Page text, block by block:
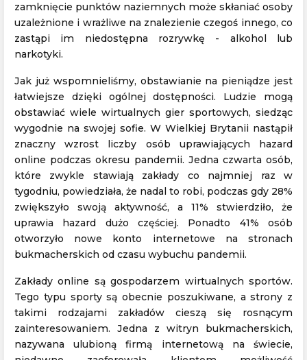
zamknięcie punktów naziemnych może skłaniać osoby
uzależnione i wrażliwe na znalezienie czegoś innego, co
zastąpi im niedostępna rozrywkę - alkohol lub
narkotyki.
Jak już wspomnieliśmy, obstawianie na pieniądze jest
łatwiejsze dzięki ogólnej dostępności. Ludzie mogą
obstawiać wiele wirtualnych gier sportowych, siedząc
wygodnie na swojej sofie. W Wielkiej Brytanii nastąpił
znaczny wzrost liczby osób uprawiających hazard
online podczas okresu pandemii. Jedna czwarta osób,
które zwykle stawiają zakłady co najmniej raz w
tygodniu, powiedziała, że ​​nadal to robi, podczas gdy 28%
zwiększyło swoją aktywność, a 11% stwierdziło, że
uprawia hazard dużo częściej. Ponadto 41% osób
otworzyło nowe konto internetowe na stronach
bukmacherskich od czasu wybuchu pandemii.
Zakłady online są gospodarzem wirtualnych sportów.
Tego typu sporty są obecnie poszukiwane, a strony z
takimi rodzajami zakładów cieszą się rosnącym
zainteresowaniem. Jedna z witryn bukmacherskich,
nazywana ulubioną firmą internetową na świecie,